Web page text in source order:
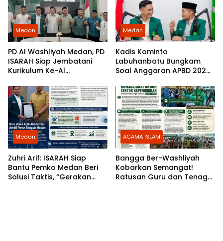
Medan
PD Al Washliyah Medan, PD
ISARAH Siap Jembatani
Kurikulum Ke-Al
Medan
Kadis Kominfo
Labuhanbatu Bungkam
Soal Anggaran APBD 2024,
Jaksa Turun Tangan
Medan
Zuhri Arif: ISARAH Siap
Bantu Pemko Medan Beri
Solusi Taktis, “Gerakan
AGAMA ISLAM
Bangga Ber-Washliyah
Kobarkan Semangat!
Ratusan Guru dan Tenaga